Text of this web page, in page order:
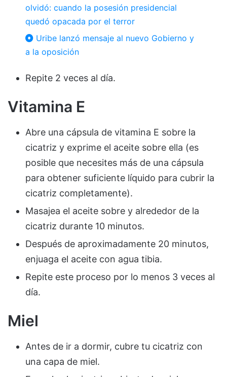
olvidó: cuando la posesión presidencial
quedó opacada por el terror
Uribe lanzó mensaje al nuevo Gobierno y
a la oposición
Repite 2 veces al día.
Vitamina E
Abre una cápsula de vitamina E sobre la
cicatriz y exprime el aceite sobre ella (es
posible que necesites más de una cápsula
para obtener suficiente líquido para cubrir la
cicatriz completamente).
Masajea el aceite sobre y alrededor de la
cicatriz durante 10 minutos.
Después de aproximadamente 20 minutos,
enjuaga el aceite con agua tibia.
Repite este proceso por lo menos 3 veces al
día.
Miel
Antes de ir a dormir, cubre tu cicatriz con
una capa de miel.